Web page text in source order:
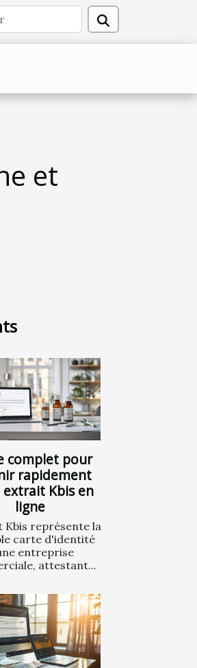
et
complet pour
rapidement
Kbis en
ligne
Kbis représente la
carte d'identité
entreprise
attestant...